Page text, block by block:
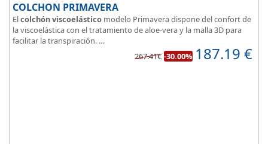
COLCHON PRIMAVERA
Elcolchón viscoelástico modelo Primavera dispone del confort de
la viscoelástica con el tratamiento de aloe-vera y la malla 3D para
facilitar la transpiración.
Según medida del colchón estamos hablando tanto de un colchón
267.41€ -30.00% 187.19 €